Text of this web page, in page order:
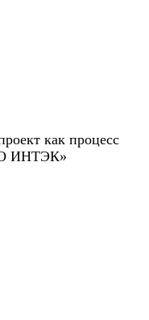
как процесс
ИНТЭК»